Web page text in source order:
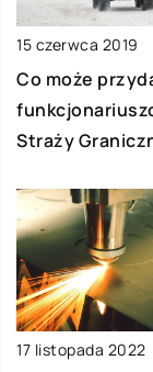
15 czerwca 2019
Co może
Straży
17 listopada 2022